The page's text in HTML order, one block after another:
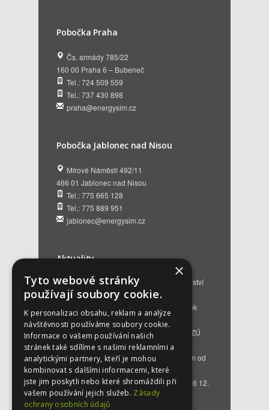
Pobočka Praha
Čs. armády 785/22
160 00 Praha 6 – Bubeneč
Tel.: 724 509 559
Tel.: 737 430 898
praha@energysim.cz
Pobočka Jablonec nad Nisou
Mírové Náměstí 492/11
466 01 Jablonec nad Nisou
Tel.: 775 665 128
Tel.: 775 889 951
jablonec@energysim.cz
Aktuality
Renovační pasy budov a dotační poradenství
12. 6. 2026
Přehled hlavních změn a nových podmínek
NZÚ 2026 28. 5. 2026
Kompenzace za projektovou přípravu v NZÚ
2025
25. 3. 2026
Novinky v programu Nová zelená úsporám od
roku 2026 16. 3. 2026
Bezplatné poradenství EKIS od 01.01.2026 12.
12. 2025
×
Tyto webové stránky
používají soubory cookie.
K personalizaci obsahu, reklam a analýze
návštěvnosti používáme soubory cookie.
Informace o vašem používání našich
stránek také sdílíme s našimi reklamními a
analytickými partnery, kteří je mohou
kombinovat s dalšími informacemi, které
jste jim poskytli nebo které shromáždili při
vašem používání jejich služeb. Zásady
ochrany osobních údajů